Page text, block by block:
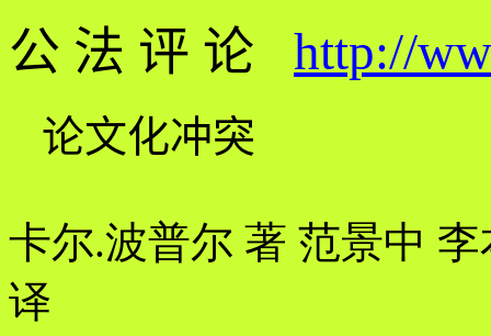
公 法 评 论 http://
论文化冲突
卡尔.波普尔 著 范景中
译